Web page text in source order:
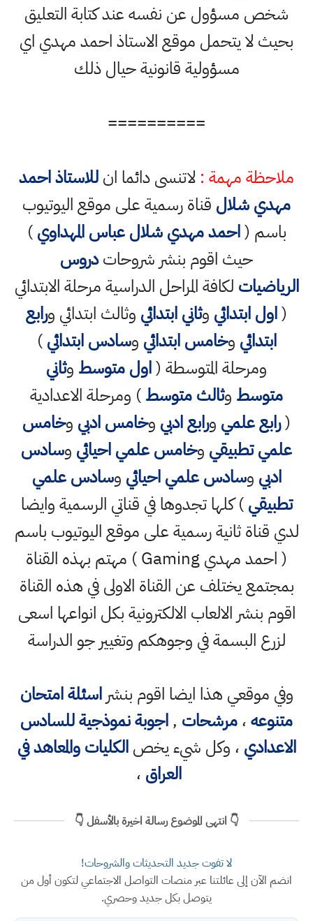
شخص مسؤول عن نفسه عند كتابة التعليق
بحيث لا يتحمل موقع الاستاذ احمد مهدي اي
مسؤولية قانونية حيال ذلك
==========
ملاحظة مهمة : لاتنسى دائما انللاستاذ احمد
مهدي شلال قناة رسمية على موقع اليوتيوب
باسم (احمد مهدي شلال عباس المهداوي)
حيث اقوم بنشر شروحاتدروس
الرياضيات لكافة المراحل الدراسية مرحلة الابتدائي
(اول ابتدائي وثاني ابتدائي وثالث ابتدائي ورابع
ابتدائي وخامس ابتدائي وسادس ابتدائي)
ومرحلة المتوسطة (اول متوسط وثاني
متوسط وثالث متوسط) ومرحلة الاعدادية
(رابع علمي ورابع ادبي وخامس ادبي وخامس
علمي تطبيقي وخامس علمي احيائي وسادس
ادبي وسادس علمي احيائي وسادس علمي
تطبيقي) كلها تجدوها في قناتي الرسمية وايضا
لدي قناة ثانية رسمية على موقع اليوتيوب باسم
( احمد مهدي Gaming ) مهتم بهذه القناة
بمجتمع يختلف عن القناة الاولى في هذه القناة
اقوم بنشر الالعاب الالكترونية بكل انواعها اسعى
لزرع البسمة في وجوهكم وتغيير جو الدراسة
وفي موقعي هذا ايضا اقوم بنشراسئلة امتحان
متنوعه،مرشحات ,اجوبة نموذجية للسادس
الاعدادي ، وكل شيء يخصالكليات والمعاهد في
العراق ،
👇 انتهى الموضوع رسالة اخيرة بالأسفل 👇
لا تفوت جديد التحديثات والشروحات!
انضم الآن إلى عائلتنا عبر منصات التواصل الاجتماعي لتكون أول من
يتوصل بكل جديد وحصري.